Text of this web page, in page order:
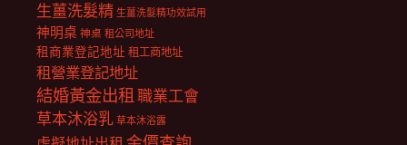
生薑洗髮精 生薑洗髮精功效試用
神明桌 神桌 租公司地址
租商業登記地址 租工商地址
租營業登記地址
結婚黃金出租職業工會
草本沐浴乳 草本沐浴露